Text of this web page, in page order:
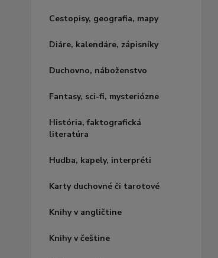
Cestopisy, geografia, mapy
Diáre, kalendáre, zápisníky
Duchovno, náboženstvo
Fantasy, sci-fi, mysteriózne
História, faktografická
literatúra
Hudba, kapely, interpréti
Karty duchovné či tarotové
Knihy v angličtine
Knihy v češtine